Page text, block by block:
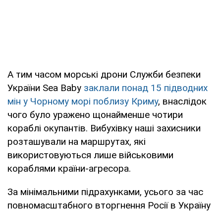
А тим часом морські дрони Служби безпеки
України Sea Baby заклали понад 15 підводних
мін у Чорному морі поблизу Криму, внаслідок
чого було уражено щонайменше чотири
кораблі окупантів. Вибухівку наші захисники
розташували на маршрутах, які
використовуються лише військовими
кораблями країни-агресора.
За мінімальними підрахунками, усього за час
повномасштабного вторгнення Росії в Україну